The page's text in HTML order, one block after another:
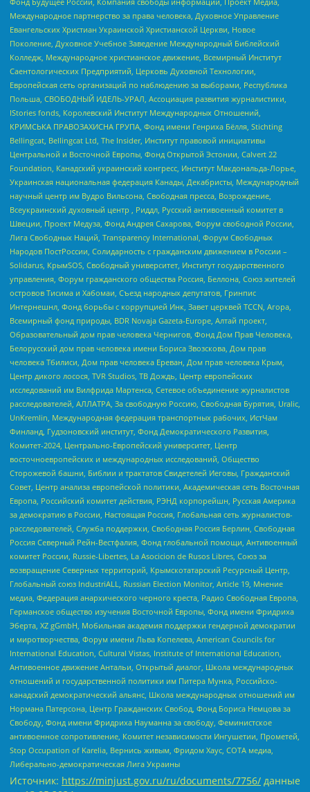
Международное партнерство за права человека, Духовное Управление
Евангельских Христиан Украинской Христианской Церкви, Новое
Поколение, Духовное Учебное Заведение Международный Библейский
Колледж, Международное христианское движение, Всемирный Институт
Саентологических Предприятий, Церковь Духовной Технологии,
Европейская сеть организаций по наблюдению за выборами, Республика
Польша, СВОБОДНЫЙ ИДЕЛЬ-УРАЛ, Ассоциация развития журналистики,
IStories fonds, Королевский Институт Международных Отношений,
КРИМСЬКА ПРАВОЗАХИСНА ГРУПА, Фонд имени Генриха Бёлля, Stichting
Bellingcat, Bellingcat Ltd, The Insider, Институт правовой инициативы
Центральной и Восточной Европы, Фонд Открытой Эстонии, Calvert 22
Foundation, Канадский украинский конгресс, Институт Макдональда-Лорье,
Украинская национальная федерация Канады, Декабристы, Международный
научный центр им Вудро Вильсона, Свободная пресса, Возрождение,
Всеукраинский духовный центр , Риддл, Русский антивоенный комитет в
Швеции, Проект Медуза, Фонд Андрея Сахарова, Форум свободной России,
Лига Свободных Наций, Transparеncy International, Форум Свободных
Народов ПостРоссии, Солидарность с гражданским движением в России –
Solidarus, КрымSOS, Свободный университет, Институт государственного
управления, Форум гражданского общества Россия, Беллона, Союз жителей
островов Тисима и Хабомаи, Съезд народных депутатов, Гринпис
Интернешнл, Фонд борьбы с коррупцией Инк, Завет церквей TCCN, Агора,
Всемирный фонд природы, BDR Novaja Gazeta-Europe, Алтай проект,
Образовательный дом прав человека Чернигов, Фонд Дом Прав Человека,
Белорусский дом прав человека имени Бориса Звозскова, Дом прав
человека Тбилиси, Дом прав человека Ереван, Дом прав человека Крым,
Центр дикого лосося, TVR Studios, ТВ Дождь, Центр европейских
исследований им Вилфрида Мартенса, Сетевое объединение журналистов
расследователей, АЛЛАТРА, За свободную Россию, Свободная Бурятия, Uralic,
UnKremlin, Международная федерация транспортных рабочих, ИстЧам
Финланд, Гудзоновский институт, Фонд Демократического Развития,
Комитет-2024, Центрально-Европейский университет, Центр
восточноевропейских и международных исследований, Общество
Сторожевой башни, Библии и трактатов Свидетелей Иеговы, Гражданский
Совет, Центр анализа европейской политики, Академическая сеть Восточная
Европа, Российский комитет действия, РЭНД корпорейшн, Русская Америка
за демократию в России, Настоящая Россия, Глобальная сеть журналистов-
расследователей, Служба поддержки, Свободная Россия Берлин, Свободная
Россия Северный Рейн-Вестфалия, Фонд глобальной помощи, Антивоенный
комитет России, Russie-Libertes, La Asocicion de Rusos Libres, Союз за
возвращение Северных территорий, Крымскотатарский Ресурсный Центр,
Глобальный союз IndustriALL, Russian Election Monitor, Article 19, Мнение
медиа, Федерация анархического черного креста, Радио Свободная Европа,
Германское общество изучения Восточной Европы, Фонд имени Фридриха
Эберта, XZ gGmbH, Мобильная академия поддержки гендерной демократии
и миротворчества, Форум имени Льва Копелева, American Councils for
International Education, Cultural Vistas, Institute of International Education,
Антивоенное движение Антальи, Открытый диалог, Школа международных
отношений и государственной политики им Питера Мунка, Российско-
канадский демократический альянс, Школа международных отношений им
Нормана Патерсона, Центр Гражданских Свобод, Фонд Бориса Немцова за
Свободу, Фонд имени Фридриха Науманна за свободу, Феминистское
антивоенное сопротивление, Комитет независимости Ингушетии, Прометей,
Stop Occupation of Karelia, Вернись живым, Фридом Хаус, СОТА медиа,
Либерально-демократическая Лига Украины
Источник: https://minjust.gov.ru/ru/documents/7756/ данные